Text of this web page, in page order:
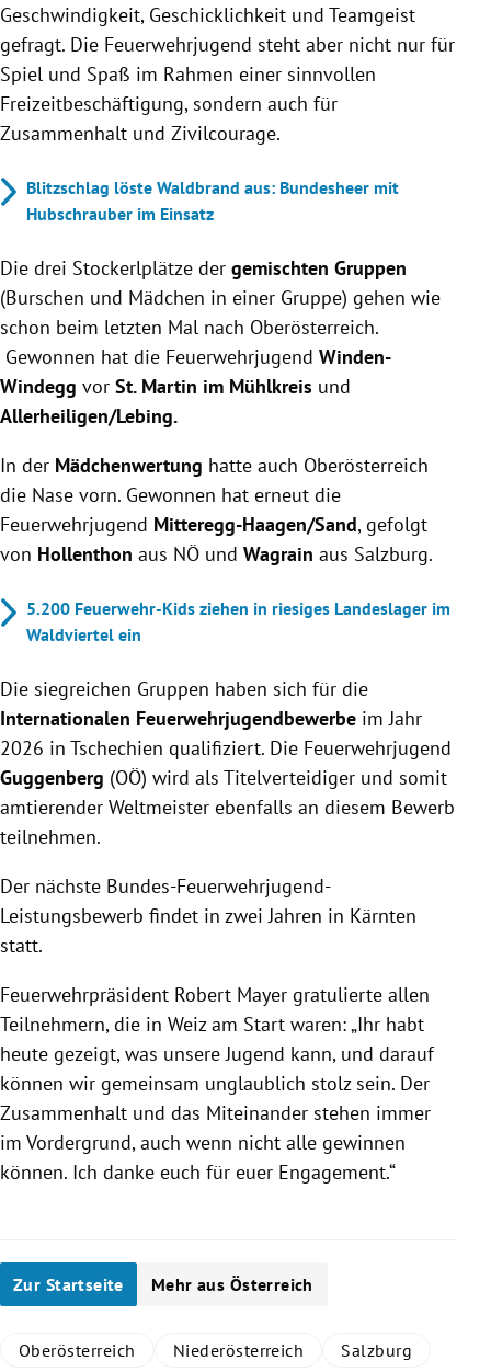
Geschwindigkeit, Geschicklichkeit und Teamgeist
gefragt. Die Feuerwehrjugend steht aber nicht nur für
Spiel und Spaß im Rahmen einer sinnvollen
Freizeitbeschäftigung, sondern auch für
Zusammenhalt und Zivilcourage.
Blitzschlag löste Waldbrand aus: Bundesheer mit
Hubschrauber im Einsatz
Die drei Stockerlplätze der gemischten Gruppen
(Burschen und Mädchen in einer Gruppe) gehen wie
schon beim letzten Mal nach Oberösterreich.
Gewonnen hat die Feuerwehrjugend Winden-
Windegg vor St. Martin im Mühlkreis und
Allerheiligen/Lebing.
In der Mädchenwertung hatte auch Oberösterreich
die Nase vorn. Gewonnen hat erneut die
Feuerwehrjugend Mitteregg-Haagen/Sand, gefolgt
von Hollenthon aus NÖ und Wagrain aus Salzburg.
5.200 Feuerwehr-Kids ziehen in riesiges Landeslager im
Waldviertel ein
Die siegreichen Gruppen haben sich für die
Internationalen Feuerwehrjugendbewerbe im Jahr
2026 in Tschechien qualifiziert. Die Feuerwehrjugend
Guggenberg (OÖ) wird als Titelverteidiger und somit
amtierender Weltmeister ebenfalls an diesem Bewerb
teilnehmen.
Der nächste Bundes-Feuerwehrjugend-
Leistungsbewerb findet in zwei Jahren in Kärnten
statt.
Feuerwehrpräsident Robert Mayer gratulierte allen
Teilnehmern, die in Weiz am Start waren: „Ihr habt
heute gezeigt, was unsere Jugend kann, und darauf
können wir gemeinsam unglaublich stolz sein. Der
Zusammenhalt und das Miteinander stehen immer
im Vordergrund, auch wenn nicht alle gewinnen
können. Ich danke euch für euer Engagement.“
Zur Startseite Mehr aus Österreich
Oberösterreich Niederösterreich Salzburg